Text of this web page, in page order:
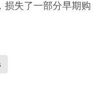
损失了一部分早期购